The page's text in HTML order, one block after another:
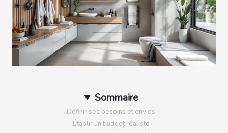
Sommaire
Définir ses besoins et envies
Établir un budget réaliste